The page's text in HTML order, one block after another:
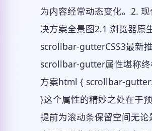
为内容经常动态变化。2. 现
决方案全景图2.1 浏览器原
scrollbar-gutterCSS3最新
scrollbar-gutter属性堪称终
方案html { scrollbar-
}这个属性的精妙之处在于
提前为滚动条保留空间无论